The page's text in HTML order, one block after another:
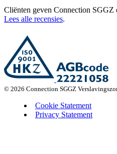
Cliënten geven Connection SGGZ
Lees alle recensies.
© 2026 Connection SGGZ
Cookie Statement
Privacy Statement